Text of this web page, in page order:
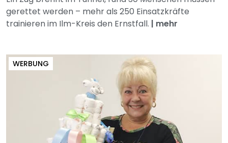
gerettet werden – mehr als 250 Einsatzkräfte
trainieren im Ilm-Kreis den Ernstfall. | mehr
WERBUNG